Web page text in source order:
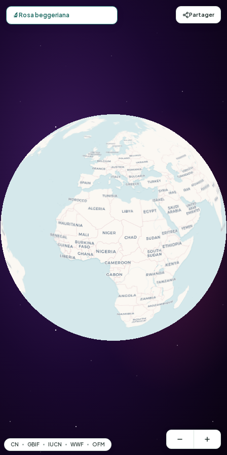
Carte d'observation du Rosa beggeriana (Rosa
🔬Rosa beggeriana Partager
CN GBIF IUCN WWF OFM